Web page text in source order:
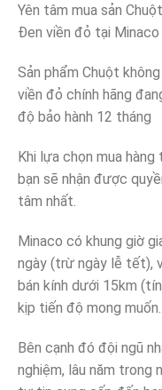
Yên tâm mua sản
Đen viền đỏ tại Minaco
Sản phẩm Chuột
viền đỏ chính hãng
độ bảo hành 12 tháng
Khi lựa chọn mua
bạn sẽ nhận được
tâm nhất.
Minaco có khung giờ
ngày (trừ ngày lễ tết),
bán kính dưới 15km
kịp tiến độ mong muốn.
Bên cạnh đó đội ngũ
nghiệm, lâu năm trong